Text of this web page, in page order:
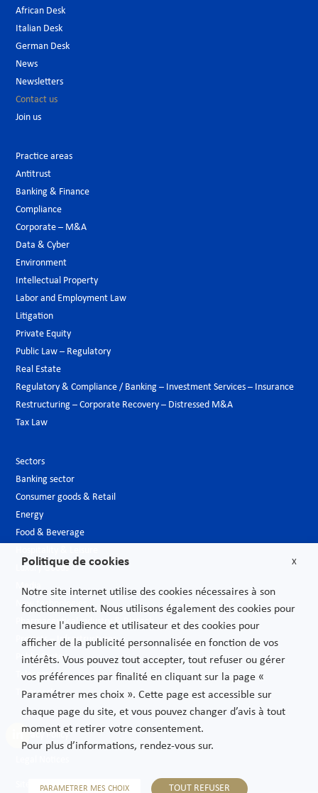
African Desk
Italian Desk
German Desk
News
Newsletters
Contact us
Join us
Practice areas
Antitrust
Banking & Finance
Compliance
Corporate – M&A
Data & Cyber
Environment
Intellectual Property
Labor and Employment Law
Litigation
Private Equity
Public Law – Regulatory
Real Estate
Regulatory & Compliance / Banking – Investment Services – Insurance
Restructuring – Corporate Recovery – Distressed M&A
Tax Law
Sectors
Banking sector
Consumer goods & Retail
Energy
Food & Beverage
Luxury Goods
Media
New technologies
Pharmaceutical industry & Biotech
Projects – Infrastructures
Public Sector
Telecoms
Transport
Privacy Policy
Sitemap
X
Politique de cookies
Notre site internet utilise des cookies nécessaires à son
fonctionnement. Nous utilisons également des cookies pour
mesure l'audience et utilisateur et des cookies pour
afficher de la publicité personnalisée en fonction de vos
intérêts. Vous pouvez tout accepter, tout refuser ou gérer
vos préférences par finalité en cliquant sur la page «
Paramétrer mes choix ». Cette page est accessible sur
chaque page du site, et vous pouvez changer d’avis à tout
moment et retirer votre consentement.
Pour plus d’informations, rendez-vous sur.
PARAMETRER MES CHOIX TOUT REFUSER